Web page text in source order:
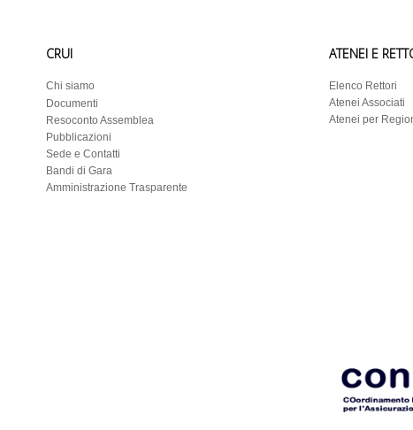
CRUI
Chi siamo
Documenti
Resoconto Assemblea
Pubblicazioni
Sede e Contatti
Bandi di Gara
Amministrazione Trasparente
ATENEI E
Elenco Rettori
Atenei Associati
Atenei per